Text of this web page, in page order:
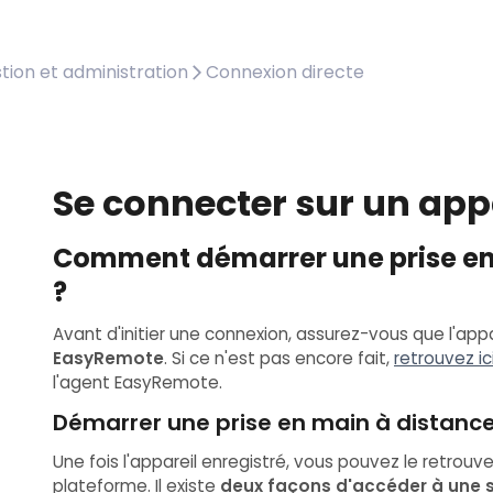
et administration Connexion directe
Se connecter sur un
Comment démarrer une prise
?
Avant d'initier une connexion, assurez-vous que
EasyRemote. Si ce n'est pas encore fait,retrouvez
l'agent EasyRemote.
Démarrer une prise en main à
Une fois l'appareil enregistré, vous pouvez le
plateforme. Il existe deux façons d'accéder à une